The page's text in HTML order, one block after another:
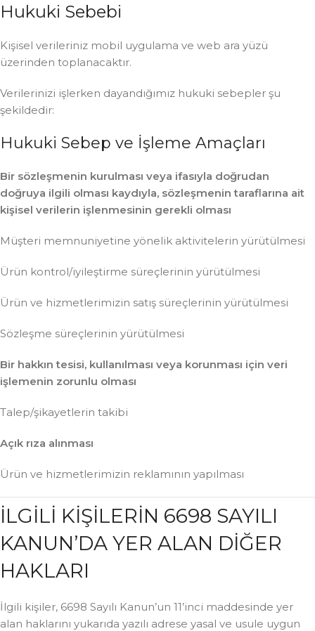
Hukuki Sebebi
Kişisel verileriniz mobil uygulama ve web ara yüzü
üzerinden toplanacaktır.
Verilerinizi işlerken dayandığımız hukuki sebepler şu
şekildedir:
Hukuki Sebep ve İşleme Amaçları
Bir sözleşmenin kurulması veya ifasıyla doğrudan
doğruya ilgili olması kaydıyla, sözleşmenin taraflarına ait
kişisel verilerin işlenmesinin gerekli olması
Müşteri memnuniyetine yönelik aktivitelerin yürütülmesi
Ürün kontrol/iyileştirme süreçlerinin yürütülmesi
Ürün ve hizmetlerimizin satış süreçlerinin yürütülmesi
Sözleşme süreçlerinin yürütülmesi
Bir hakkın tesisi, kullanılması veya korunması için veri
işlemenin zorunlu olması
Talep/şikayetlerin takibi
Açık rıza alınması
Ürün ve hizmetlerimizin reklamının yapılması
İLGİLİ KİŞİLERİN 6698 SAYILI
KANUN’DA YER ALAN DİĞER
HAKLARI
İlgili kişiler, 6698 Sayılı Kanun’un 11’inci maddesinde yer
alan haklarını yukarıda yazılı adrese yasal ve usule uygun